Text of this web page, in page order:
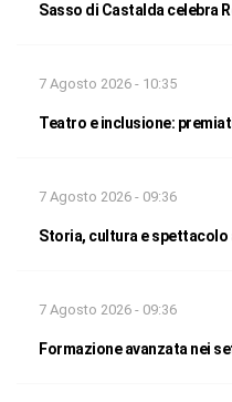
Sasso di Castalda celebra
7 Agosto 2026 - 10:35
Teatro e inclusione:
7 Agosto 2026 - 09:36
Storia, cultura e spettacolo
7 Agosto 2026 - 09:36
Formazione avanzata nei